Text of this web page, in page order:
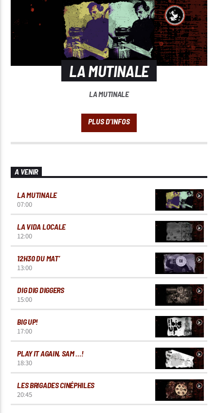
LA MUTINALE
LA MUTINALE
A VENIR
LA MUTINALE
07:00
LA VIDA LOCALE
12:00
12H30 DU MAT’
13:00
DIG DIG DIGGERS
15:00
BIG UP!
17:00
PLAY IT AGAIN, SAM …!
18:30
LES BRIGADES CINÉPHILES
20:45